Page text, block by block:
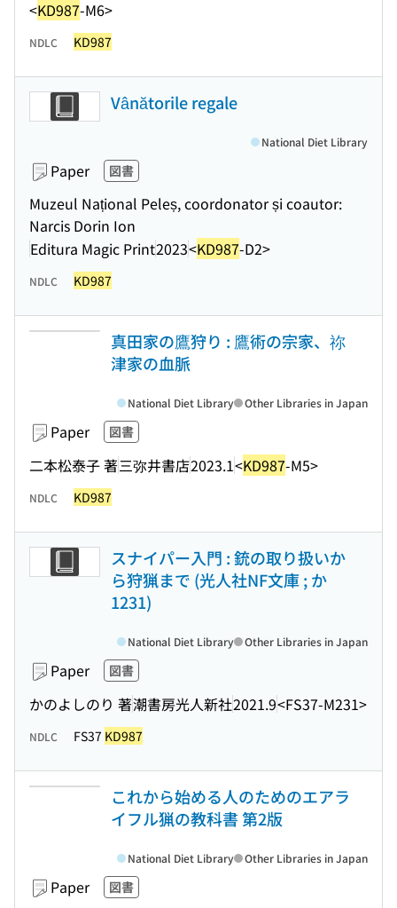
<KD987-M6>
NDLC KD987
Vânătorile regale
Paper 図書
Muzeul Național Peleș, coordonator și coautor:
Narcis Dorin Ion
Editura Magic Print2023<KD987-D2>
National Diet Library
NDLC KD987
真田家の鷹狩り : 鷹術の宗家、祢
津家の血脈
Paper 図書
二本松泰子 著三弥井書店2023.1<KD987-M5>
National Diet Library Other Libraries in Japan
NDLC KD987
スナイパー入門 : 銃の取り扱いか
ら狩猟まで (光人社NF文庫 ; か
1231)
Paper 図書
かのよしのり 著潮書房光人新社2021.9<FS37-M231>
National Diet Library Other Libraries in Japan
NDLC FS37 KD987
これから始める人のためのエアラ
イフル猟の教科書 第2版
Paper 図書
National Diet Library Other Libraries in Japan